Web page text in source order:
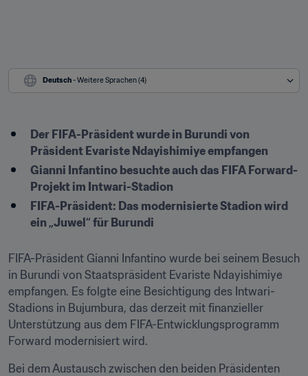
Deutsch - Weitere Sprachen (4)
Der FIFA-Präsident wurde in Burundi von
Präsident Evariste Ndayishimiye empfangen
Gianni Infantino besuchte auch das FIFA Forward-
Projekt im Intwari-Stadion
FIFA-Präsident: Das modernisierte Stadion wird
ein „Juwel“ für Burundi
FIFA-Präsident Gianni Infantino wurde bei seinem Besuch
in Burundi von Staatspräsident Evariste Ndayishimiye
empfangen. Es folgte eine Besichtigung des Intwari-
Stadions in Bujumbura, das derzeit mit finanzieller
Unterstützung aus dem FIFA-Entwicklungsprogramm
Forward modernisiert wird.
Bei dem Austausch zwischen den beiden Präsidenten